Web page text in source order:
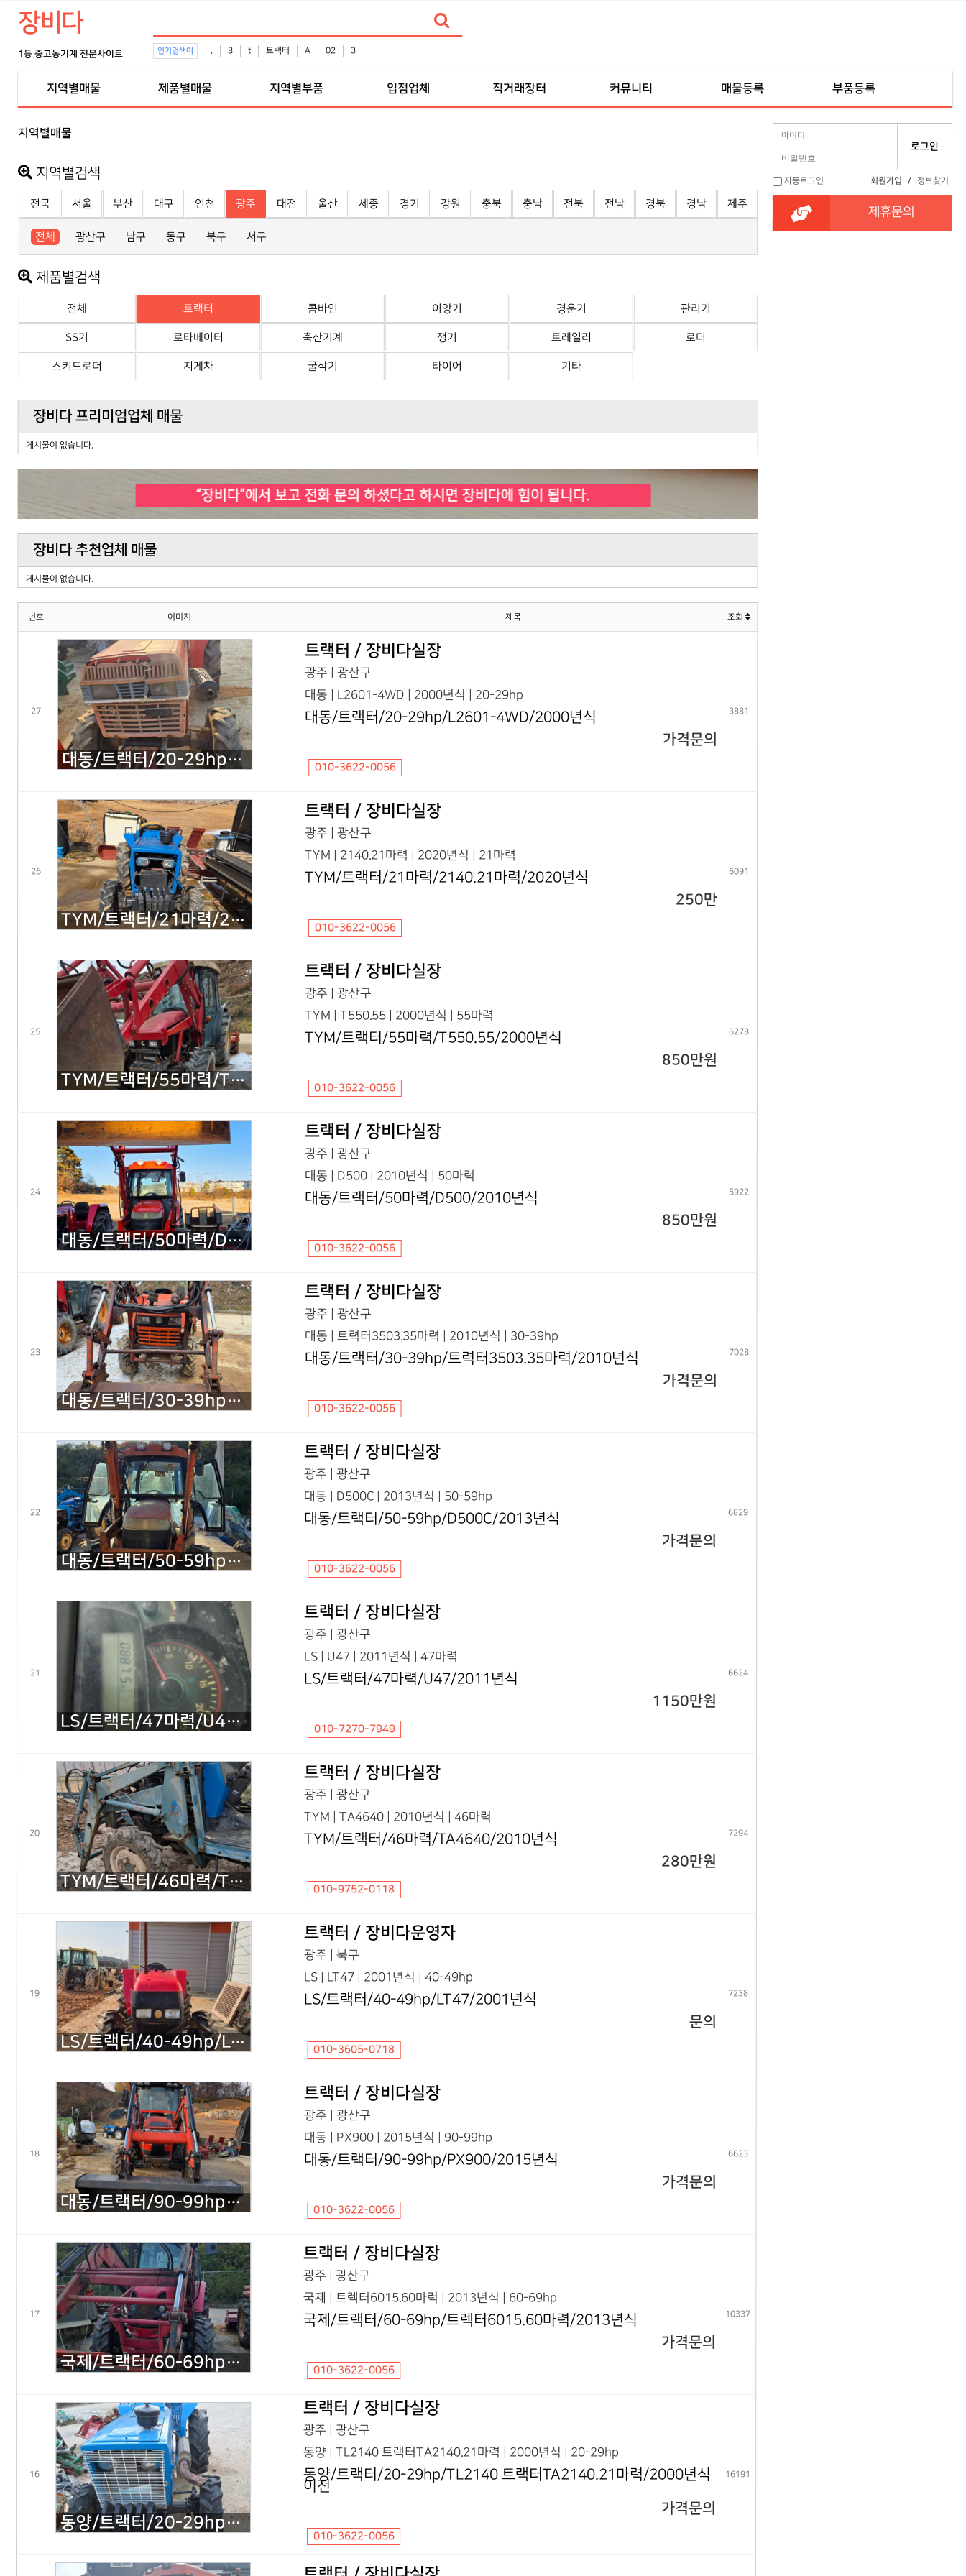
장비다
1등 중고농기계 전문사이트 인기검색어 . 8 t 트랙터 A 02 3
지역별매물 제품별매물 지역별부품 입점업체 직거래장터 커뮤니티 매물등록 부품등록
지역별매물
지역별검색
전국 서울 부산 대구 인천 광주 대전 울산 세종 경기 강원 충북 충남 전북 전남 경북 경남 제주
전체 광산구 남구 동구 북구 서구
제품별검색
전체 트랙터 콤바인 이앙기 경운기 관리기
SS기 로타베이터 축산기계 쟁기 트레일러 로더
스키드로더 지게차 굴삭기 타이어 기타
장비다 프리미엄업체 매물
게시물이 없습니다.
장비다 추천업체 매물
게시물이 없습니다.
번호 이미지 제목 조회
27
대동/트랙터/20-29hp/L2601-4WD/2000년식
트랙터 / 장비다실장
광주 | 광산구
대동 | L2601-4WD | 2000년식 | 20-29hp
대동/트랙터/20-29hp/L2601-4WD/2000년식
가격문의
010-3622-0056
3881
26
TYM/트랙터/21마력/2140.21마력/2020년식
트랙터 / 장비다실장
광주 | 광산구
TYM | 2140.21마력 | 2020년식 | 21마력
TYM/트랙터/21마력/2140.21마력/2020년식
250만
010-3622-0056
6091
25
TYM/트랙터/55마력/T550.55/2000년식
트랙터 / 장비다실장
광주 | 광산구
TYM | T550.55 | 2000년식 | 55마력
TYM/트랙터/55마력/T550.55/2000년식
850만원
010-3622-0056
6278
24
대동/트랙터/50마력/D500/2010년식
트랙터 / 장비다실장
광주 | 광산구
대동 | D500 | 2010년식 | 50마력
대동/트랙터/50마력/D500/2010년식
850만원
010-3622-0056
5922
23
대동/트랙터/30-39hp/트력터3503.35마력/2010년식
트랙터 / 장비다실장
광주 | 광산구
대동 | 트력터3503.35마력 | 2010년식 | 30-39hp
대동/트랙터/30-39hp/트력터3503.35마력/2010년식
가격문의
010-3622-0056
7028
22
대동/트랙터/50-59hp/D500C/2013년식
트랙터 / 장비다실장
광주 | 광산구
대동 | D500C | 2013년식 | 50-59hp
대동/트랙터/50-59hp/D500C/2013년식
가격문의
010-3622-0056
6829
21
LS/트랙터/47마력/U47/2011년식
트랙터 / 장비다실장
광주 | 광산구
LS | U47 | 2011년식 | 47마력
LS/트랙터/47마력/U47/2011년식
1150만원
010-7270-7949
6624
20
TYM/트랙터/46마력/TA4640/2010년식
트랙터 / 장비다실장
광주 | 광산구
TYM | TA4640 | 2010년식 | 46마력
TYM/트랙터/46마력/TA4640/2010년식
280만원
010-9752-0118
7294
19
LS/트랙터/40-49hp/LT47/2001년식
트랙터 / 장비다운영자
광주 | 북구
LS | LT47 | 2001년식 | 40-49hp
LS/트랙터/40-49hp/LT47/2001년식
문의
010-3605-0718
7238
18
대동/트랙터/90-99hp/PX900/2015년식
트랙터 / 장비다실장
광주 | 광산구
대동 | PX900 | 2015년식 | 90-99hp
대동/트랙터/90-99hp/PX900/2015년식
가격문의
010-3622-0056
6623
17
국제/트랙터/60-69hp/트렉터6015.60마력/2013년식
트랙터 / 장비다실장
광주 | 광산구
국제 | 트렉터6015.60마력 | 2013년식 | 60-69hp
국제/트랙터/60-69hp/트렉터6015.60마력/2013년식
가격문의
010-3622-0056
10337
16
동양/트랙터/20-29hp/TL2140 트랙터TA2140.21마력/2000년식이전
트랙터 / 장비다실장
광주 | 광산구
동양 | TL2140 트랙터TA2140.21마력 | 2000년식 | 20-29hp
동양/트랙터/20-29hp/TL2140 트랙터TA2140.21마력/2000년식
이전
가격문의
010-3622-0056
16191
자동로그인 회원가입 / 정보찾기
제휴문의